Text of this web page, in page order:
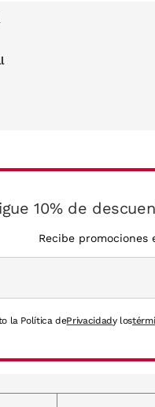
10% de
Recibe promociones
la Política dePrivacidady los